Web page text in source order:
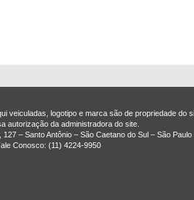
veiculadas, logotipo e marca são de propriedade do
autorização da administradora do site.
– Santo Antônio – São Caetano do Sul – São Paulo
Conosco: (11) 4224-9950